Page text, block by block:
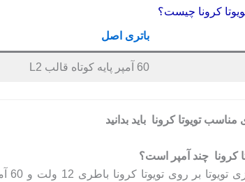
کرونا چیست؟
باتری اصل
60 آمپر پایه کوتاه قالب L2
مناسب تویوتا کرونا باید بدانید
کرونا چند آمپر است؟